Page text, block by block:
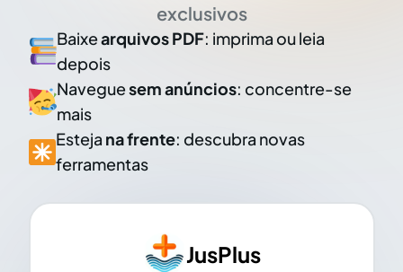
exclusivos
Baixearquivos PDF: imprima ou leia
depois
Naveguesem anúncios: concentre-se
mais
Esteja na frente: descubra novas
ferramentas
JusPlus